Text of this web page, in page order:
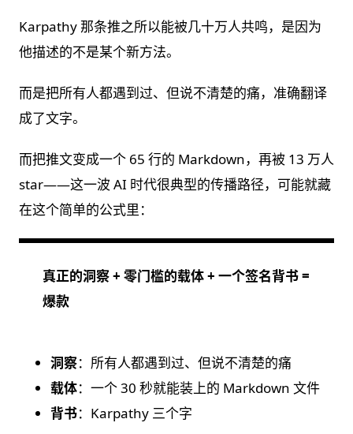
Karpathy 那条推之所以能被几十万人共鸣，是因为
他描述的不是某个新方法。
而是把所有人都遇到过、但说不清楚的痛，准确翻译
成了文字。
而把推文变成一个 65 行的 Markdown，再被 13 万人
star——这一波 AI 时代很典型的传播路径，可能就藏
在这个简单的公式里：
真正的洞察 + 零门槛的载体 + 一个签名背书 =
爆款
洞察：所有人都遇到过、但说不清楚的痛
载体：一个 30 秒就能装上的 Markdown 文件
背书：Karpathy 三个字